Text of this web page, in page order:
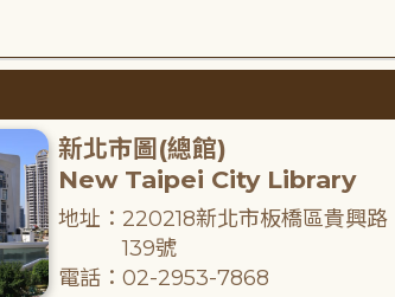
新北市圖(總館)
New Taipei City Library
地址：220218新北市板橋區貴興路
139號
電話：02-2953-7868